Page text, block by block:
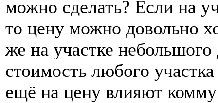
можно сделать? Если на
то цену можно довольно
же на участке
стоимость любого
ещё на цену влияют